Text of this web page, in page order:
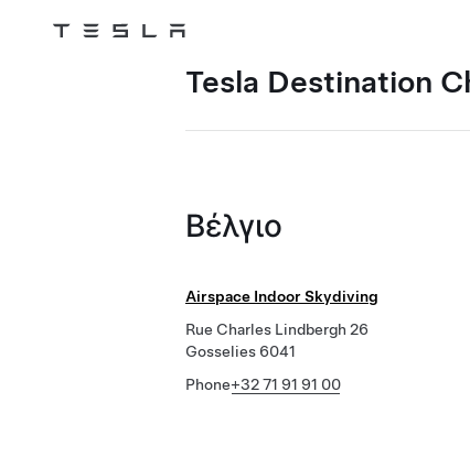
Tesla Tesla Destination
Βέλγιο
Airspace Indoor Skydiving
Rue Charles Lindbergh 26
Gosselies 6041
Phone+32 71 91 91 00